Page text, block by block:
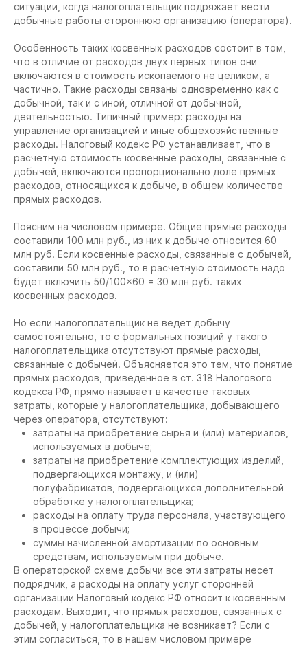
ситуации, когда налогоплательщик подряжает вести
добычные работы стороннюю организацию (оператора).
Особенность таких косвенных расходов состоит в том,
что в отличие от расходов двух первых типов они
включаются в стоимость ископаемого не целиком, а
частично. Такие расходы связаны одновременно как с
добычной, так и с иной, отличной от добычной,
деятельностью. Типичный пример: расходы на
управление организацией и иные общехозяйственные
расходы. Налоговый кодекс РФ устанавливает, что в
расчетную стоимость косвенные расходы, связанные с
добычей, включаются пропорционально доле прямых
расходов, относящихся к добыче, в общем количестве
прямых расходов.
Поясним на числовом примере. Общие прямые расходы
составили 100 млн руб., из них к добыче относится 60
млн руб. Если косвенные расходы, связанные с добычей,
составили 50 млн руб., то в расчетную стоимость надо
будет включить 50/100×60 = 30 млн руб. таких
косвенных расходов.
Но если налогоплательщик не ведет добычу
самостоятельно, то с формальных позиций у такого
налогоплательщика отсутствуют прямые расходы,
связанные с добычей. Объясняется это тем, что понятие
прямых расходов, приведенное в ст. 318 Налогового
кодекса РФ, прямо называет в качестве таковых
затраты, которые у налогоплательщика, добывающего
через оператора, отсутствуют:
затраты на приобретение сырья и (или) материалов,
используемых в добыче;
затраты на приобретение комплектующих изделий,
подвергающихся монтажу, и (или)
полуфабрикатов, подвергающихся дополнительной
обработке у налогоплательщика;
расходы на оплату труда персонала, участвующего
в процессе добычи;
суммы начисленной амортизации по основным
средствам, используемым при добыче.
В операторской схеме добычи все эти затраты несет
подрядчик, а расходы на оплату услуг сторонней
организации Налоговый кодекс РФ относит к косвенным
расходам. Выходит, что прямых расходов, связанных с
добычей, у налогоплательщика не возникает? Если с
этим согласиться, то в нашем числовом примере